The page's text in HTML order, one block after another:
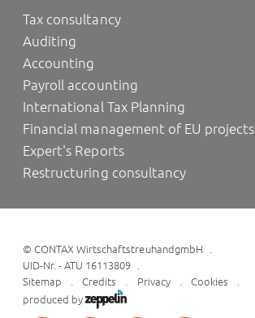
Tax consultancy
Auditing
Accounting
Payroll accounting
International Tax Planning
Financial management of EU projects
Expert's Reports
Restructuring consultancy
©CONTAX WirtschaftstreuhandgmbH
UID-Nr. - ATU 16113809
Sitemap
Credits Privacy
Cookies
produced by